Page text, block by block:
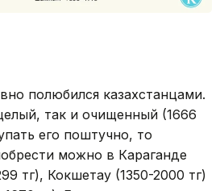
полюбился казахстанцами.
так и очищенный (1666
его поштучно, то
можно в Караганде
тг), Кокшетау (1350-2000 тг)